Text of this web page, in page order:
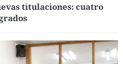
titulaciones: cuatro